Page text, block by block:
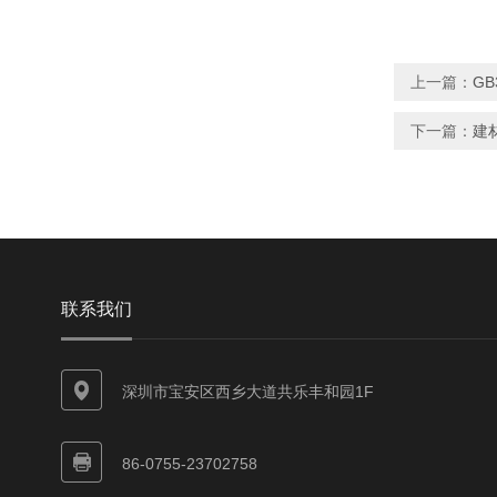
上一篇：
下一篇： 建
联系我们
深圳市宝安区西乡大道共乐丰和园1F
86-0755-23702758